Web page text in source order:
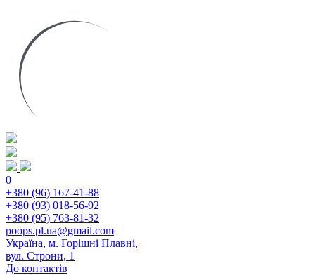
0
+380 (96) 167-41-88
+380 (93) 018-56-92
+380 (95) 763-81-32
poops.pl.ua@gmail.com
Україна, м. Горішні Плавні,
вул. Строни, 1
До контактів